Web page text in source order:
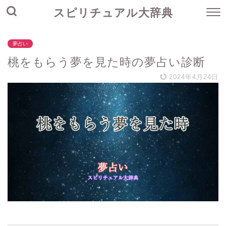
スピリチュアル大辞典
夢占い
桃をもらう夢を見た時の夢占い診断
2024年4月24日